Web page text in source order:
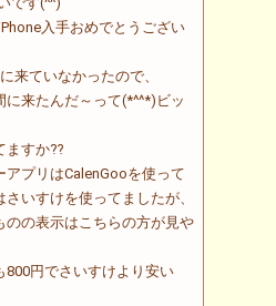
入手おめでとうござい
来ていなかったので、
に来たんだ～って(*^^*)ビッ
ますか⁇
アプリはCalenGooを使って
いすけを使ってましたが、
のの表示はこちらの方が見や
800円でさいすけより安い